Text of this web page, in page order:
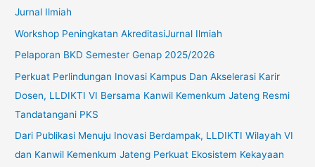
k
:
Jurnal Ilmiah
Workshop Peningkatan AkreditasiJurnal Ilmiah
Pelaporan BKD Semester Genap 2025/2026
Perkuat Perlindungan Inovasi Kampus Dan Akselerasi Karir
Dosen, LLDIKTI VI Bersama Kanwil Kemenkum Jateng Resmi
Tandatangani PKS
Dari Publikasi Menuju Inovasi Berdampak, LLDIKTI Wilayah VI
dan Kanwil Kemenkum Jateng Perkuat Ekosistem Kekayaan